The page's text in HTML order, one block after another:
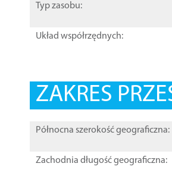
Typ zasobu:
Układ współrzędnych:
ZAKRES
Północna szerokość geograficzna:
Zachodnia długość geograficzna: